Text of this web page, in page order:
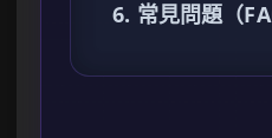
6. 常見問題（